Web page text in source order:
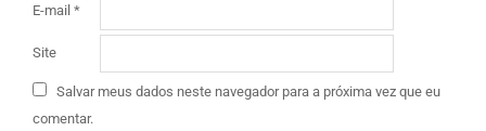
E-mail *
Site
Salvar meus dados neste navegador para a próxima vez que eu
comentar.